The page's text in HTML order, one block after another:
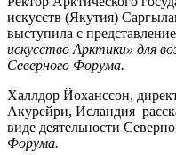
искусств (Якутия)
выступила с
искусство Арктики» для
Северного Форума.
Халлдор Йоханссон,
Акурейри, Исландия
виде деятельности
Форума.